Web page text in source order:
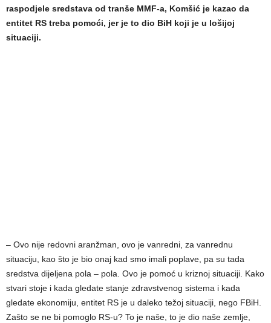
raspodjele sredstava od tranše MMF-a, Komšić je kazao da
entitet RS treba pomoći, jer je to dio BiH koji je u lošijoj
situaciji.
– Ovo nije redovni aranžman, ovo je vanredni, za vanrednu
situaciju, kao što je bio onaj kad smo imali poplave, pa su tada
sredstva dijeljena pola – pola. Ovo je pomoć u kriznoj situaciji. Kako
stvari stoje i kada gledate stanje zdravstvenog sistema i kada
gledate ekonomiju, entitet RS je u daleko težoj situaciji, nego FBiH.
Zašto se ne bi pomoglo RS-u? To je naše, to je dio naše zemlje,